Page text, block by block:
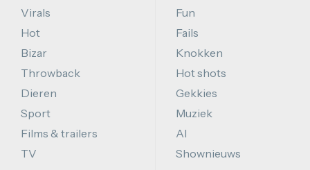
Virals
Hot
Bizar
Throwback
Dieren
Sport
Films & trailers
TV
Fun
Fails
Knokken
Hot shots
Gekkies
Muziek
AI
Shownieuws